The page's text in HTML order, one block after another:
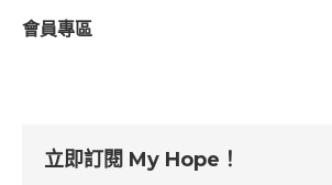
會員專區
立即訂閱 My Hope！